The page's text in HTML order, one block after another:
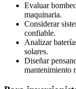
Evaluar
maquinaria.
Considerar
confiable.
Analizar
solares.
Diseñar
mantenimiento